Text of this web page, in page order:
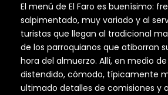
El menú de El Faro es buenísimo:
salpimentado, muy variado y al
turistas que llegan al tradicional
de los parroquianos que atiborran
hora del almuerzo. Allí, en medio
distendido, cómodo, típicamente
ultimado detalles de comisiones y